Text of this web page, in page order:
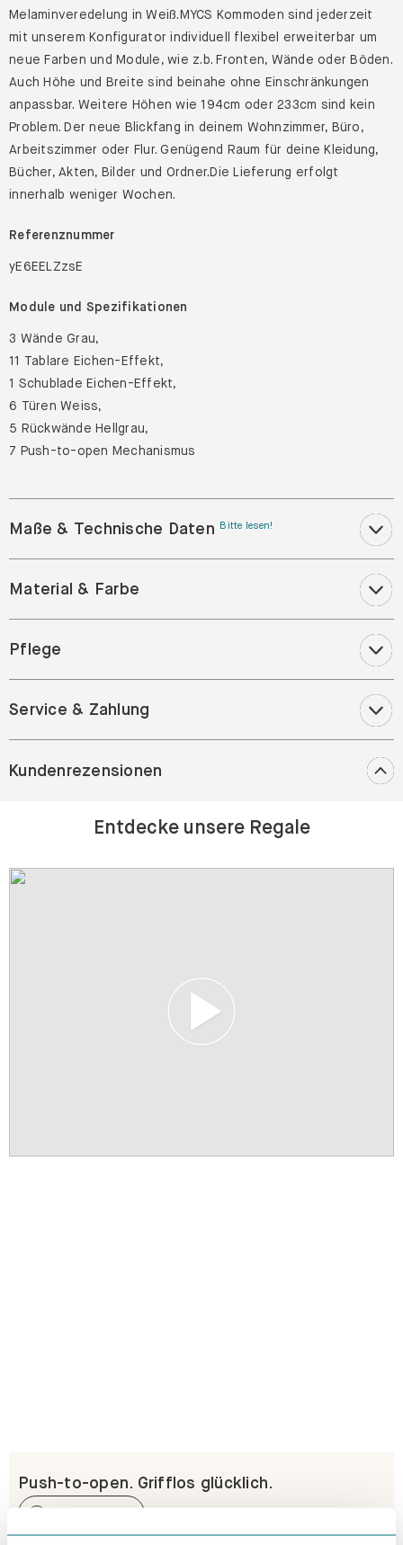
Melaminveredelung in Weiß.MYCS Kommoden sind jederzeit
mit unserem Konfigurator individuell flexibel erweiterbar um
neue Farben und Module, wie z.b. Fronten, Wände oder Böden.
Auch Höhe und Breite sind beinahe ohne Einschränkungen
anpassbar. Weitere Höhen wie 194cm oder 233cm sind kein
Problem. Der neue Blickfang in deinem Wohnzimmer, Büro,
Arbeitszimmer oder Flur. Genügend Raum für deine Kleidung,
Bücher, Akten, Bilder und Ordner.Die Lieferung erfolgt
innerhalb weniger Wochen.
Referenznummer
yE6EELZzsE
Module und Spezifikationen
3 Wände Grau,
11 Tablare Eichen-Effekt,
1 Schublade Eichen-Effekt,
6 Türen Weiss,
5 Rückwände Hellgrau,
7 Push-to-open Mechanismus
Maße & Technische Daten Bitte lesen!
Material & Farbe
Pflege
Service & Zahlung
Kundenrezensionen
Entdecke unsere Regale
Push-to-open. Grifflos glücklich.